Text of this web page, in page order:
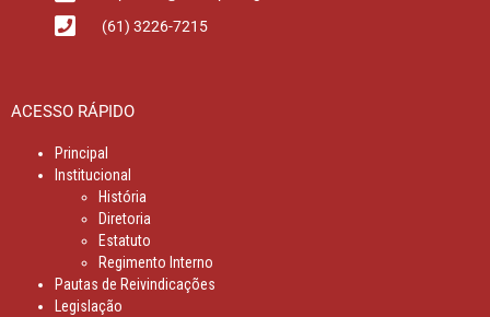
Regimento Interno
Calendário
Últimas Notícias
Sindicatos
Termos de Acordo
Contato